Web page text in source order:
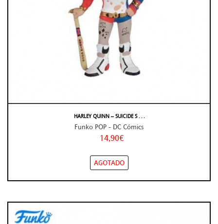
HARLEY QUINN – SUICIDE S . . .
Funko POP - DC Cómics
14,90€
AGOTADO